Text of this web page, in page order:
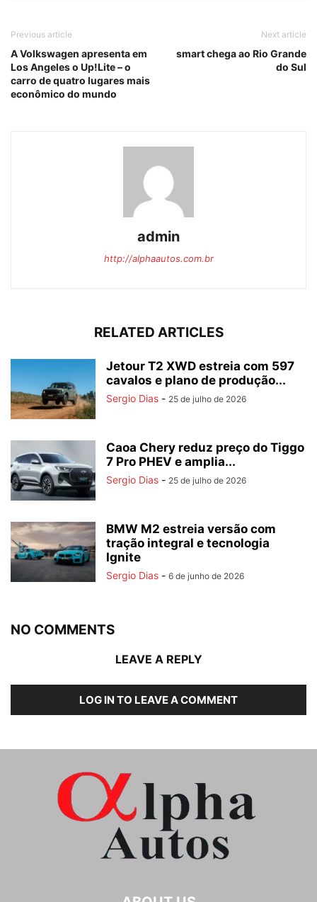
Previous article
A Volkswagen apresenta em
Los Angeles o Up!Lite – o
carro de quatro lugares mais
econômico do mundo
Next article
smart chega ao Rio Grande
do Sul
admin
http://alphaautos.com.br
RELATED ARTICLES
Jetour T2 XWD estreia com 597
cavalos e plano de produção...
Sergio Dias - 25 de julho de 2026
Caoa Chery reduz preço do Tiggo
7 Pro PHEV e amplia...
Sergio Dias - 25 de julho de 2026
BMW M2 estreia versão com
tração integral e tecnologia
Ignite
Sergio Dias - 6 de junho de 2026
NO COMMENTS
LEAVE A REPLY
LOG IN TO LEAVE A COMMENT